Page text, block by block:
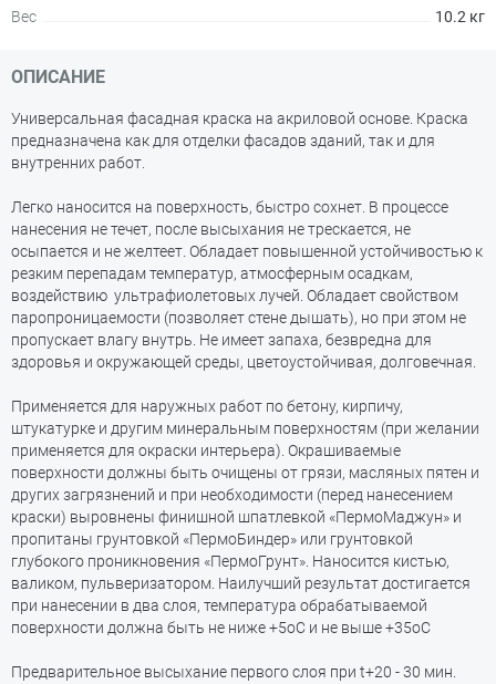
Вес
10.2 кг
ОПИСАНИЕ
Универсальная фасадная краска на акриловой основе. Краска
предназначена как для отделки фасадов зданий, так и для
внутренних работ.
Легко наносится на поверхность, быстро сохнет. В процессе
нанесения не течет, после высыхания не трескается, не
осыпается и не желтеет. Обладает повышенной устойчивостью к
резким перепадам температур, атмосферным осадкам,
воздействию ультрафиолетовых лучей. Обладает свойством
паропроницаемости (позволяет стене дышать), но при этом не
пропускает влагу внутрь. Не имеет запаха, безвредна для
здоровья и окружающей среды, цветоустойчивая, долговечная.
Применяется для наружных работ по бетону, кирпичу,
штукатурке и другим минеральным поверхностям (при желании
применяется для окраски интерьера). Окрашиваемые
поверхности должны быть очищены от грязи, масляных пятен и
других загрязнений и при необходимости (перед нанесением
краски) выровнены финишной шпатлевкой «ПермоМаджун» и
пропитаны грунтовкой «ПермоБиндер» или грунтовкой
глубокого проникновения «ПермоГрунт». Наносится кистью,
валиком, пульверизатором. Наилучший результат достигается
при нанесении в два слоя, температура обрабатываемой
поверхности должна быть не ниже +5оС и не выше +35оС
Предварительное высыхание первого слоя при t+20 - 30 мин.